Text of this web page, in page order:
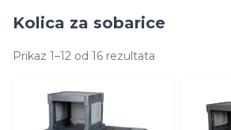
Kolica za sobarice
Prikaz 1–12 od 16 rezultata